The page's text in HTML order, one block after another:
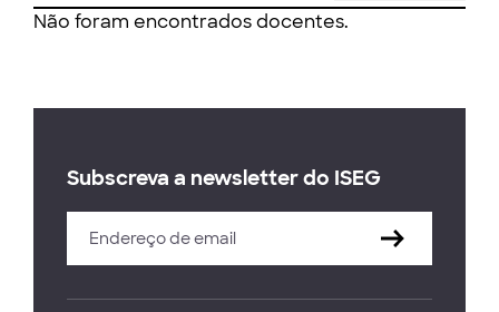
Não foram encontrados docentes.
Subscreva a newsletter do ISEG